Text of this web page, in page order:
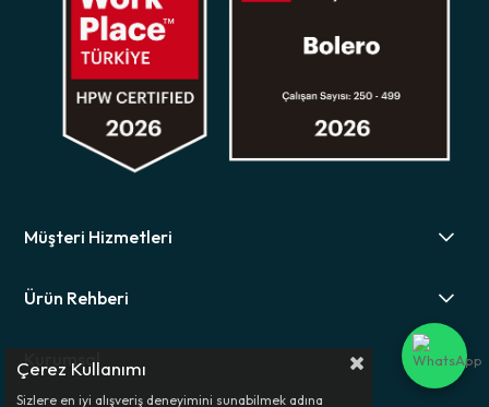
Müşteri Hizmetleri
Ürün Rehberi
Kurumsal
Çerez Kullanımı
Sizlere en iyi alışveriş deneyimini sunabilmek adına